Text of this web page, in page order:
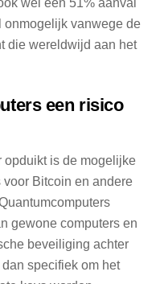
vanwege de
die wereldwijd aan het
een risico
opduikt is de mogelijke
Bitcoin en andere
gewone computers en
beveiliging achter
specifiek om het